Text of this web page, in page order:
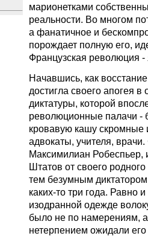
марионетками
реальности. Во многом
а фанатичное и
порождает полную его,
Французская революция -
Начавшись, как
достигла своего апогея
диктатуры, которой
революционные палачи -
кровавую кашу скромные
адвокаты, учителя,
Максимилиан Робеспьер,
Штатов от своего
тем безумным
каких-то три года. Равно
изодранной одежде
было не по намерениям,
нетерпением ожидали его